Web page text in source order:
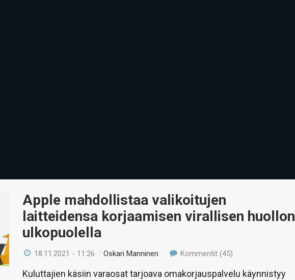
Apple mahdollistaa valikoitujen
laitteidensa korjaamisen virallisen huollon
ulkopuolella
18.11.2021 - 11:26 /Oskari Manninen Kommentit (45)
Kuluttajien käsiin varaosat tarjoava omakorjauspalvelu käynnistyy